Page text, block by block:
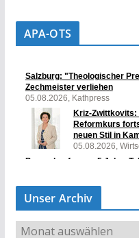
APA-OTS
Unser Archiv
U